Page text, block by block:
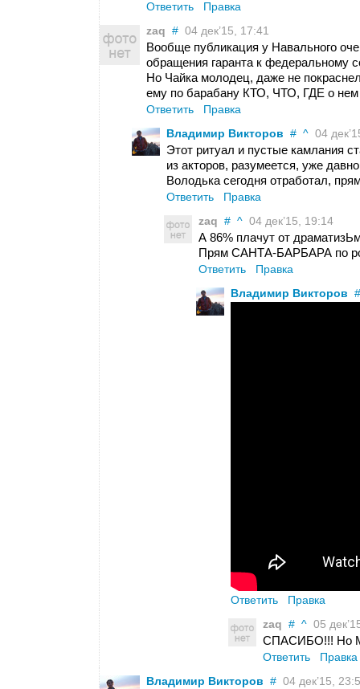
Ответить
Правка
zaq # 04 дек’15, 17:41
Вообще публикация у Навального
обращения гаранта к федеральному
Но Чайка молодец, даже не
ему по барабану КТО, ЧТО, ГДЕ о нем
Ответить
Правка
Владимир Викторов # ^ 04
Этот ритуал и пустые камлания
из акторов, разумеется, уже
Володька сегодня отработал,
Ответить
Правка
zaq # ^ 04 дек’15, 19:14
А 86% плачут от
Прям САНТА-БАРБАРА по
Ответить
Правка
Владимир Викторов #
Ответить
Правка
zaq # ^ 05
СПАСИБО!!! Но
Ответить
Правка
Владимир Викторов # 04 дек’15,